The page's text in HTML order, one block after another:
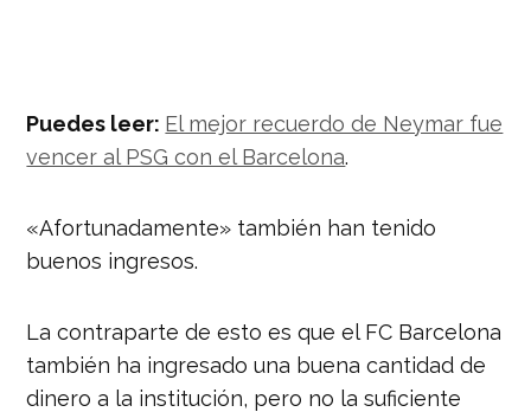
Puedes leer: El mejor recuerdo de Neymar fue
vencer al PSG con el Barcelona.
«Afortunadamente» también han tenido
buenos ingresos.
La contraparte de esto es que el FC Barcelona
también ha ingresado una buena cantidad de
dinero a la institución, pero no la suficiente